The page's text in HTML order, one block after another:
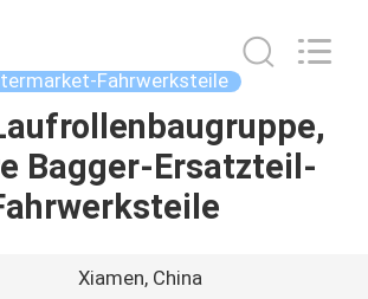
Fahrwerksteile
Bagger-Ersatzteil-
Xiamen, China